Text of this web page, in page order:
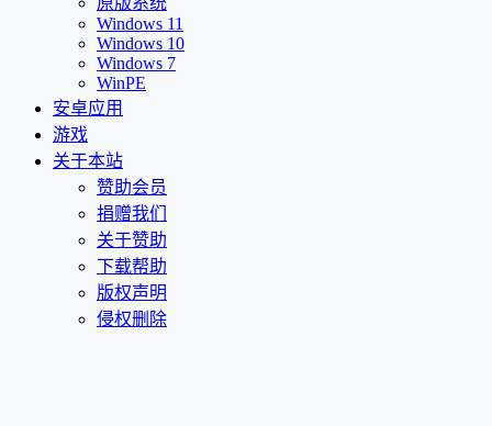
Windows 11
Windows 10
Windows 7
WinPE
安卓应用
游戏
关于本站
赞助会员
捐赠我们
关于赞助
下载帮助
版权声明
侵权删除